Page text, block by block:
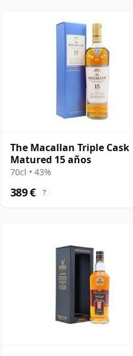
The Macallan Triple Cask
Matured 15 años
70cl • 43%
389 € ?